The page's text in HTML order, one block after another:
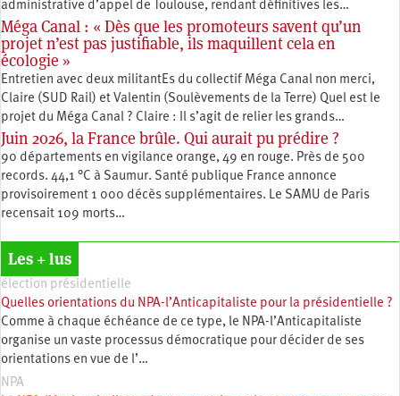
administrative d’appel de Toulouse, rendant définitives les…
Méga Canal : « Dès que les promoteurs savent qu’un
projet n’est pas justifiable, ils maquillent cela en
écologie »
Entretien avec deux militantEs du collectif Méga Canal non merci,
Claire (SUD Rail) et Valentin (Soulèvements de la Terre) Quel est le
projet du Méga Canal ? Claire : Il s’agit de relier les grands…
Juin 2026, la France brûle. Qui aurait pu prédire ?
90 départements en vigilance orange, 49 en rouge. Près de 500
records. 44,1 °C à Saumur. Santé publique France annonce
provisoirement 1 000 décès supplémentaires. Le SAMU de Paris
recensait 109 morts…
Les + lus
élection présidentielle
Quelles orientations du NPA-l’Anticapitaliste pour la présidentielle ?
Comme à chaque échéance de ce type, le NPA-l’Anticapitaliste
organise un vaste processus démocratique pour décider de ses
orientations en vue de l’…
NPA